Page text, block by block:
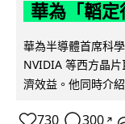
華為「韜
華為半導體首席科
NVIDIA 等西方晶
濟效益。他同時介
↗